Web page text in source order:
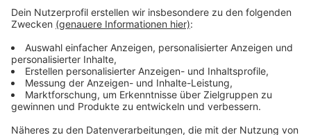
Wie wird euer Jahresstart 2024? Macht euch keine
einen erfahrenen Kapitän, der einen in den sicheren
Hafen der guten Laune schippert. Atzes Mantra für ein
glückliches Leben: "Lass' mich mal machen." Also volle
Kraft voraus und viel Spaß bei Atze Schröders